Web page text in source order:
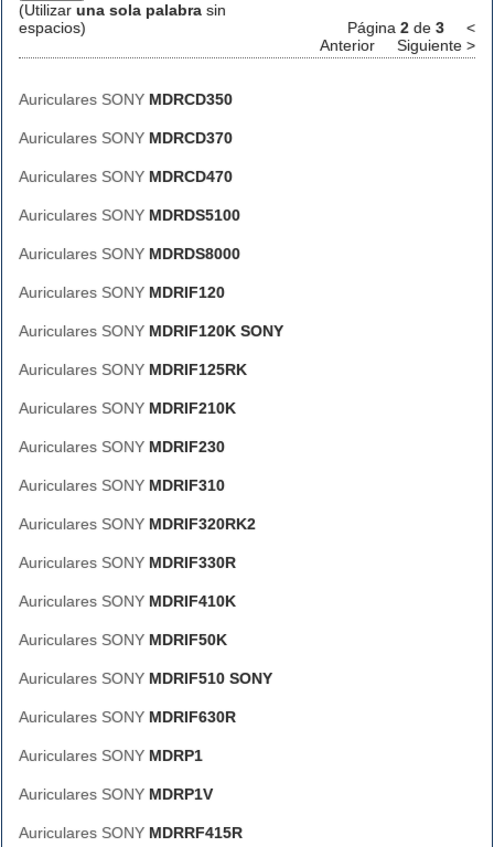
(Utilizar una sola palabra sin
espacios)
Página 2 de 3
<
Anterior
Siguiente >
Auriculares SONY MDRCD350
Auriculares SONY MDRCD370
Auriculares SONY MDRCD470
Auriculares SONY MDRDS5100
Auriculares SONY MDRDS8000
Auriculares SONY MDRIF120
Auriculares SONY MDRIF120K SONY
Auriculares SONY MDRIF125RK
Auriculares SONY MDRIF210K
Auriculares SONY MDRIF230
Auriculares SONY MDRIF310
Auriculares SONY MDRIF320RK2
Auriculares SONY MDRIF330R
Auriculares SONY MDRIF410K
Auriculares SONY MDRIF50K
Auriculares SONY MDRIF510 SONY
Auriculares SONY MDRIF630R
Auriculares SONY MDRP1
Auriculares SONY MDRP1V
Auriculares SONY MDRRF415R